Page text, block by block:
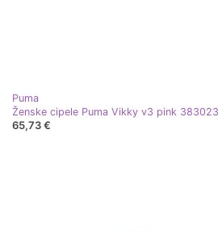
Puma
Ženske cipele Puma Vikky v3 pink
65,73 €